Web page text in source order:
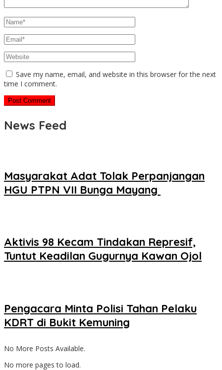
Save my name, email, and website in this browser for the next
time I comment.
News Feed
‎Masyarakat Adat Tolak Perpanjangan
HGU PTPN VII Bunga Mayang ‎
Aktivis 98 Kecam Tindakan Represif,
Tuntut Keadilan Gugurnya Kawan Ojol
Pengacara Minta Polisi Tahan Pelaku
KDRT di Bukit Kemuning
No More Posts Available.
No more pages to load.